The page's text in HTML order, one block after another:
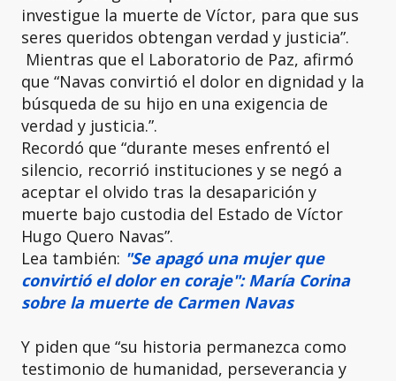
investigue la muerte de Víctor, para que sus
seres queridos obtengan verdad y justicia”.
Mientras que el Laboratorio de Paz, afirmó
que “Navas convirtió el dolor en dignidad y la
búsqueda de su hijo en una exigencia de
verdad y justicia.”.
Recordó que “durante meses enfrentó el
silencio, recorrió instituciones y se negó a
aceptar el olvido tras la desaparición y
muerte bajo custodia del Estado de Víctor
Hugo Quero Navas”.
Lea también: "Se apagó una mujer que
convirtió el dolor en coraje": María Corina
sobre la muerte de Carmen Navas
Y piden que “su historia permanezca como
testimonio de humanidad, perseverancia y